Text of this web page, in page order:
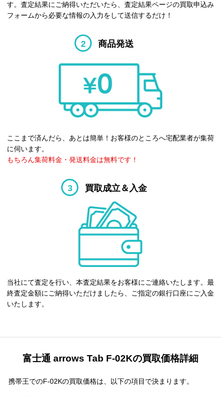
す。査定結果にご納得いただいたら、査定結果ページの買取申込み
フォームから必要な情報の入力をして送信するだけ！
2 商品発送
ここまで済んだら、あとは簡単！お客様のところへ宅配業者が集荷
に伺います。
もちろん集荷料金・発送料金は無料です！
3 買取成立＆入金
当社にて査定を行い、本査定結果をお客様にご連絡いたします。最
終査定金額にご納得いただけましたら、ご指定の銀行口座にご入金
いたします。
富士通 arrows Tab F-02Kの買取価格詳細
携帯王でのF-02Kの買取価格は、以下の項目で決まります。